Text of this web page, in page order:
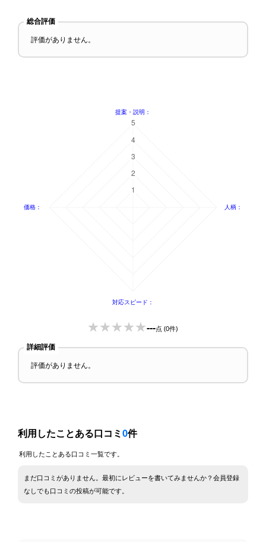
総合評価
評価がありません。
---点 (0件)
詳細評価
評価がありません。
利用したことある口コミ0件
利用したことある口コミ一覧です。
まだ口コミがありません。最初にレビューを書いてみませんか？会員登録
なしでも口コミの投稿が可能です。